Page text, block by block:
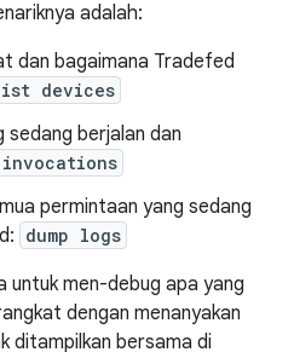
adalah:
dan bagaimana Tradefed
devices
berjalan dan
permintaan yang sedang
dump logs
untuk men-debug apa yang
dengan menanyakan
ditampilkan bersama di